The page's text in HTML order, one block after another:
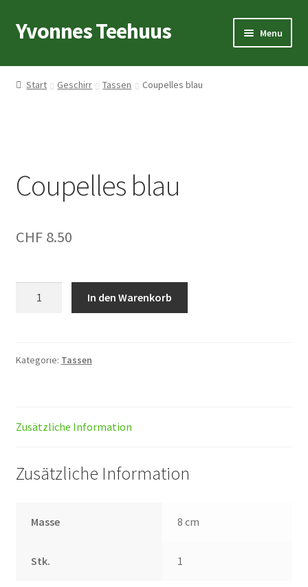
Skip
to
Skip
to
Yvonnes Teehuus Menu
Startseite
Geschirr
Start Geschirr Tassen Coupelles blau
Coupelles blau
CHF8.50
In den Warenkorb
Kategorie: Tassen
Zusätzliche Information
Zusätzliche Information
Masse 8 cm
Stk. 1